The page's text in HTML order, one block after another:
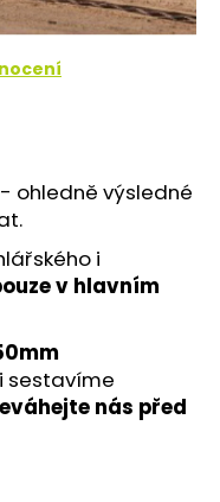
- ohledně výsledné
i
v hlavním
sestavíme
nás před